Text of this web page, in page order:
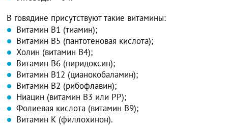
В говядине присутствуют такие витамины:
Витамин В1 (тиамин);
Витамин В5 (пантотеновая кислота);
Холин (витамин В4);
Витамин В6 (пиридоксин);
Витамин В12 (цианокобаламин);
Витамин В2 (рибофлавин);
Ниацин (витамин В3 или РР);
Фолиевая кислота (витамин В9);
Витамин К (филлохинон).